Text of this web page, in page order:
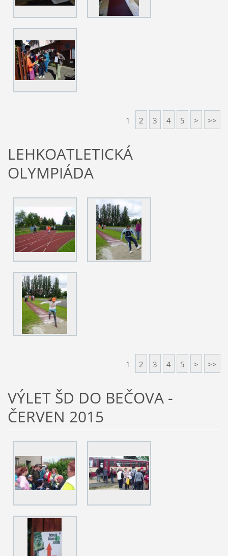
1 2 3 4 5 > >>
LEHKOATLETICKÁ
OLYMPIÁDA
1 2 3 4 5 > >>
VÝLET ŠD DO BEČOVA -
ČERVEN 2015